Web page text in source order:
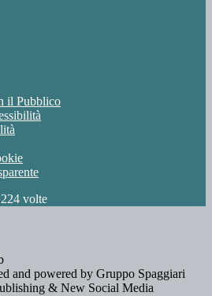
il Pubblico
volte
and powered by Gruppo Spaggiari
& New Social Media